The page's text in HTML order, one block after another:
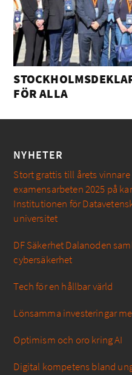
FÖR ALLA
NYHETER
Stort grattis till årets
examensarbeten 2025 på
Institutionen för
universitet
DF Säkerhet Dalanoden
cybersäkerhet
Tech för en hållbar värld
Lönsamma investeringar
Optimism och oro kring AI
Digital kompetens bland